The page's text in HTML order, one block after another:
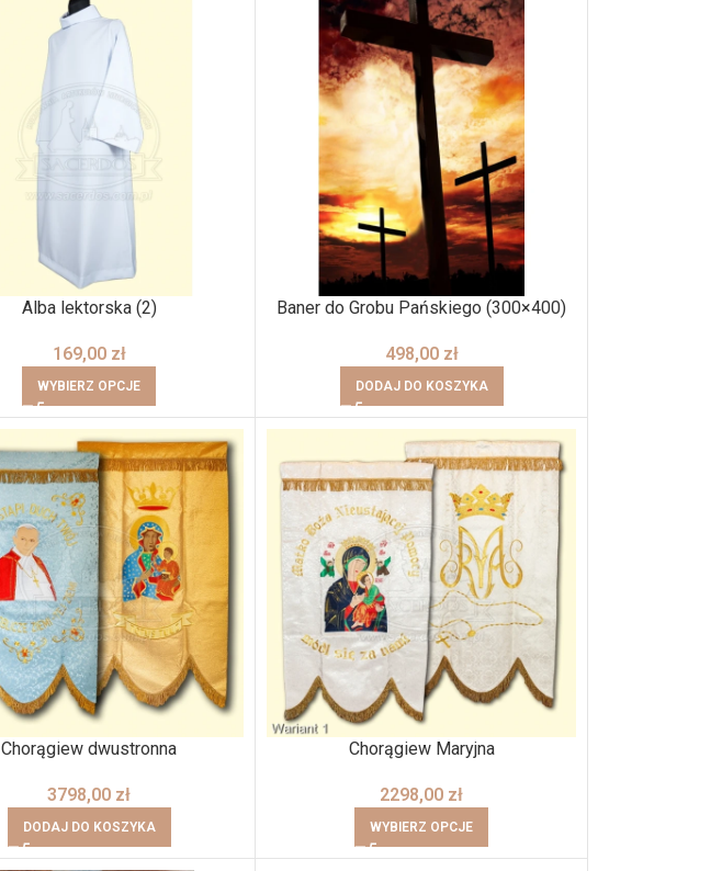
Alba lektorska (2)
169,00 zł
WYBIERZ OPCJE
Baner do Grobu Pańskiego (300×400)
498,00 zł
DODAJ DO KOSZYKA
Chorągiew dwustronna
3798,00 zł
DODAJ DO KOSZYKA
Chorągiew Maryjna
2298,00 zł
WYBIERZ OPCJE